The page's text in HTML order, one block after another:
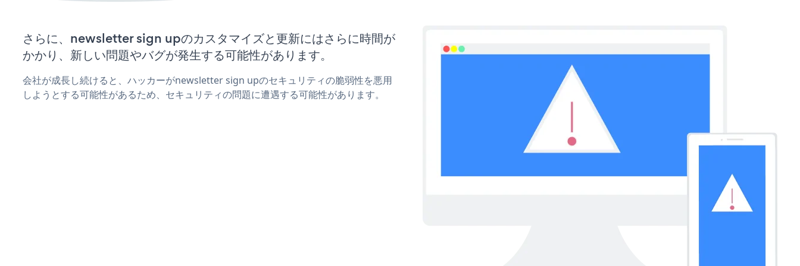
さらに、newsletter sign upのカスタマイズと更新にはさらに時間が
かかり、新しい問題やバグが発生する可能性があります。
会社が成長し続けると、ハッカーがnewsletter sign upのセキュリティの脆弱性を悪用
しようとする可能性があるため、セキュリティの問題に遭遇する可能性があります。